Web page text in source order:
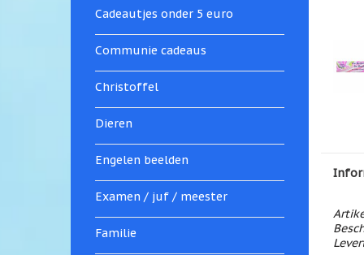
Cadeautjes onder 5 euro
Communie cadeaus
Christoffel
Dieren
Engelen beelden
Examen / juf / meester
Familie